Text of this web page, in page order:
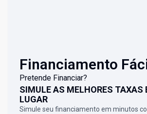
Financiamento
Pretende Financiar?
SIMULE AS MELHORES TAXAS
LUGAR
Simule seu financiamento em minutos